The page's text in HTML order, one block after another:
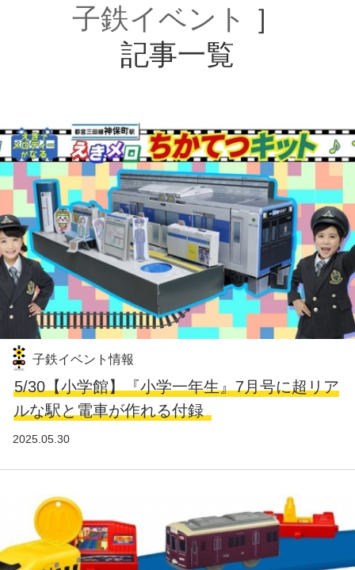
子鉄イベント ］
記事一覧
子鉄イベント情報
5/30【小学館】『小学一年生』7月号に超リア
ルな駅と電車が作れる付録
2025.05.30